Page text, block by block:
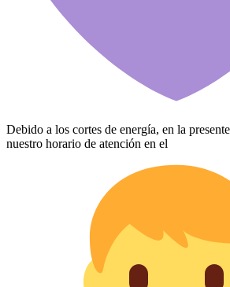
Debido a los cortes de energía, en la
nuestro horario de atención en el